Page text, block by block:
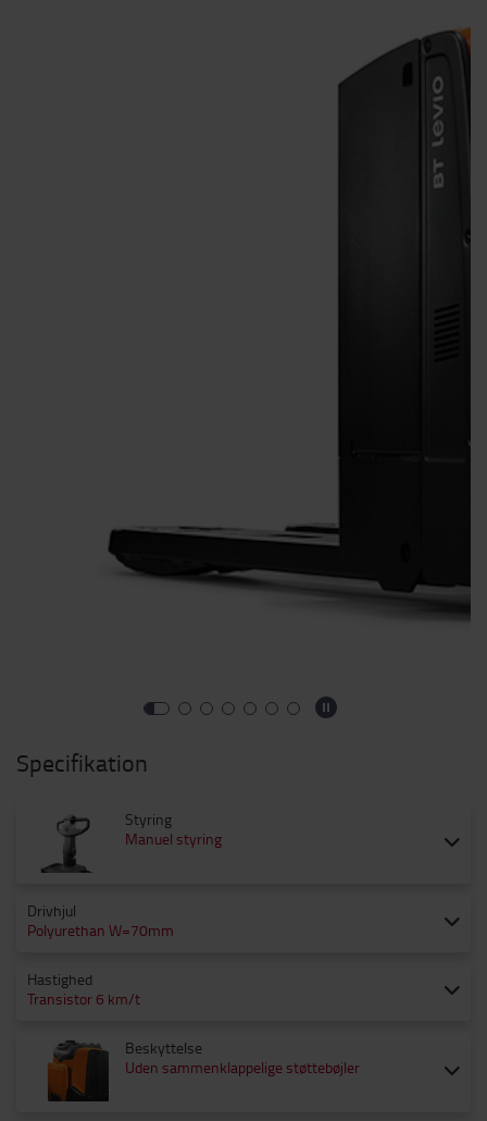
Specifikation
Styring
Manuel styring
Drivhjul
Polyurethan W=70mm
Hastighed
Transistor 6 km/t
Beskyttelse
Uden sammenklappelige støttebøjler